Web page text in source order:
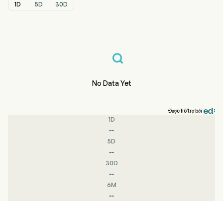
1D 5D 30D
No Data Yet
Được hỗ trợ bởi
1D
--
5D
--
30D
--
6M
--